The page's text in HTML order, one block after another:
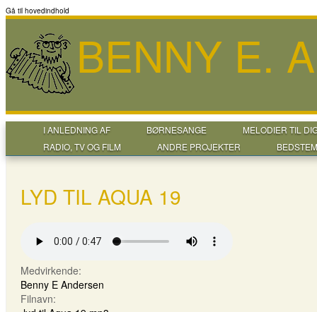
Gå til hovedindhold
BENNY E.
I ANLEDNING AF BØRNESANGE
MELODIER TIL
RADIO, TV OG FILM
ANDRE PROJEKTER
LYD TIL AQUA 19
Medvirkende:
Benny E Andersen
Filnavn: